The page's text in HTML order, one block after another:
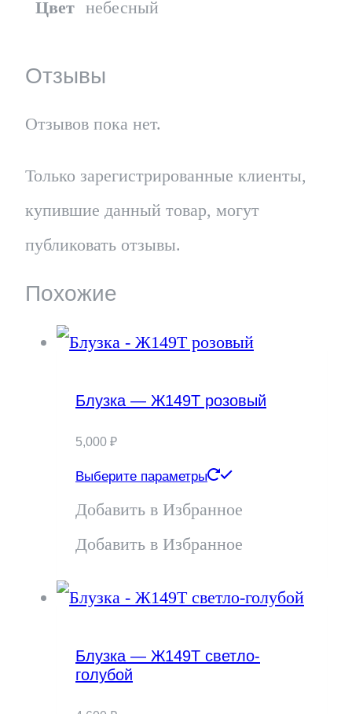
Цвет небесный
Отзывы
Отзывов пока нет.
Только зарегистрированные клиенты,
купившие данный товар, могут
публиковать отзывы.
Похожие
Блузка — Ж149Т розовый
5,000 ₽
Выберите параметры
Этот
товар
имеет
вариаций.
Добавить в Избранное
Добавить в Избранное
Блузка — Ж149Т светло-
голубой